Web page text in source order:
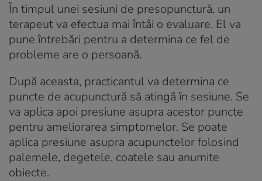
În timpul unei sesiuni de presopunctură, un
terapeut va efectua mai întâi o evaluare. El va
pune întrebări pentru a determina ce fel de
probleme are o persoană.
După aceasta, practicantul va determina ce
puncte de acupunctură să atingă în sesiune. Se
va aplica apoi presiune asupra acestor puncte
pentru ameliorarea simptomelor. Se poate
aplica presiune asupra acupunctelor folosind
palemele, degetele, coatele sau anumite
obiecte.